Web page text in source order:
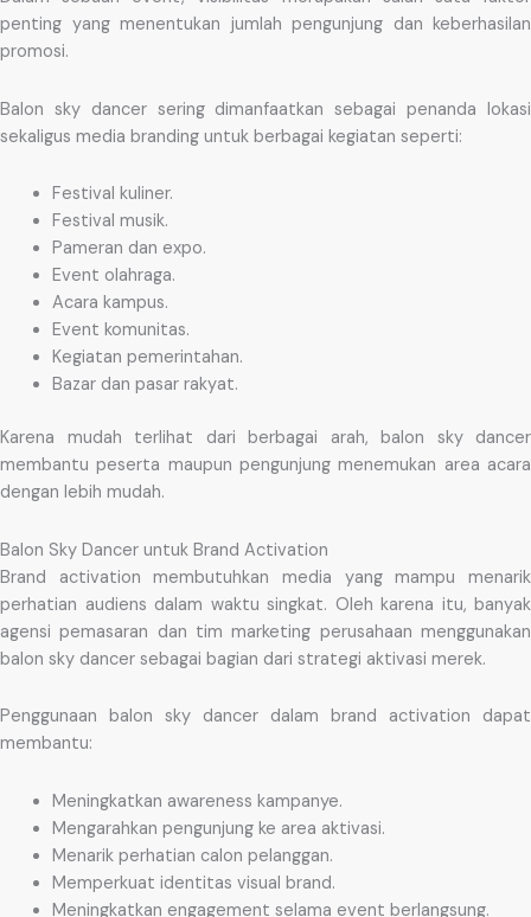
penting yang menentukan jumlah pengunjung dan keberhasilan
promosi.
Balon sky dancer sering dimanfaatkan sebagai penanda lokasi
sekaligus media branding untuk berbagai kegiatan seperti:
Festival kuliner.
Festival musik.
Pameran dan expo.
Event olahraga.
Acara kampus.
Event komunitas.
Kegiatan pemerintahan.
Bazar dan pasar rakyat.
Karena mudah terlihat dari berbagai arah, balon sky dancer
membantu peserta maupun pengunjung menemukan area acara
dengan lebih mudah.
Balon Sky Dancer untuk Brand Activation
Brand activation membutuhkan media yang mampu menarik
perhatian audiens dalam waktu singkat. Oleh karena itu, banyak
agensi pemasaran dan tim marketing perusahaan menggunakan
balon sky dancer sebagai bagian dari strategi aktivasi merek.
Penggunaan balon sky dancer dalam brand activation dapat
membantu:
Meningkatkan awareness kampanye.
Mengarahkan pengunjung ke area aktivasi.
Menarik perhatian calon pelanggan.
Memperkuat identitas visual brand.
Meningkatkan engagement selama event berlangsung.